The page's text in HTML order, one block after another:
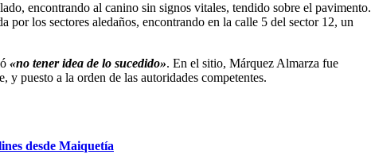
encontrando al canino sin signos vitales, tendido sobre el pavimento.
los sectores aledaños, encontrando en la calle 5 del sector 12, un
«no tener idea de lo sucedido». En el sitio, Márquez Almarza fue
puesto a la orden de las autoridades competentes.
desde Maiquetía